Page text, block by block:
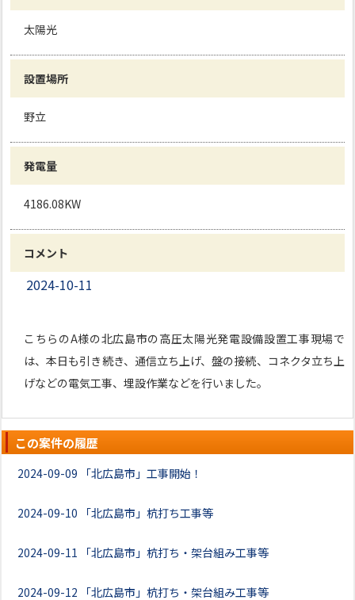
太陽光
設置場所
野立
発電量
4186.08KW
コメント
2024-10-11
こちらのA様の北広島市の高圧太陽光発電設備設置工事現場で
は、本日も引き続き、通信立ち上げ、盤の接続、コネクタ立ち上
げなどの電気工事、埋設作業などを行いました。
この案件の履歴
2024-09-09 「北広島市」工事開始！
2024-09-10 「北広島市」杭打ち工事等
2024-09-11 「北広島市」杭打ち・架台組み工事等
2024-09-12 「北広島市」杭打ち・架台組み工事等